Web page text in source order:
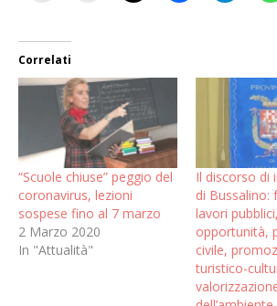
Correlati
“Scuole chiuse” peggio del
coronavirus, lezioni
sospese fino al 7 marzo
2 Marzo 2020
In "Attualità"
Il discorso di
di Bussalino:
lavori
opportunità,
civile,
turistico-